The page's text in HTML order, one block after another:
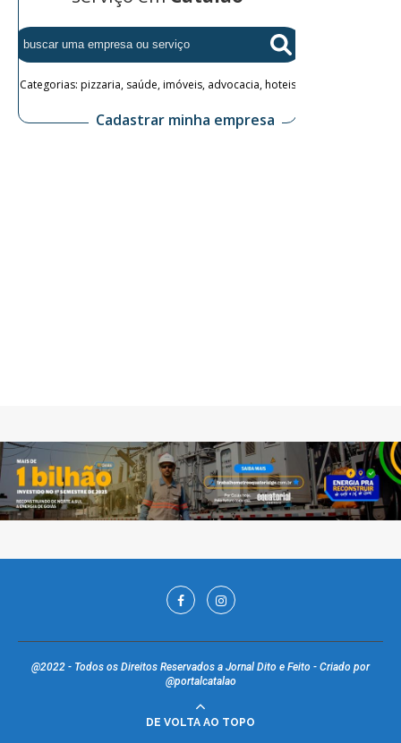
@2022 - Todos os Direitos Reservados a Jornal Dito e Feito - Criado por
@portalcatalao
DE VOLTA AO TOPO